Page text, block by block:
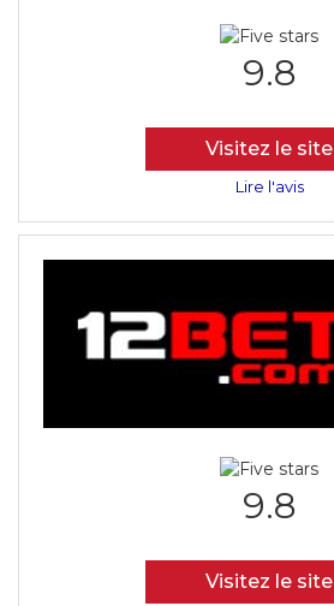
9.8
Visitez le site
Lire l'avis
9.8
Visitez le site